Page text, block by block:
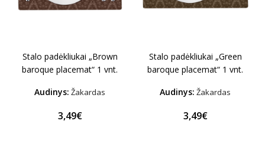
Stalo padėkliukai „Brown
baroque placemat“ 1 vnt.
Audinys: Žakardas
3,49€
Stalo padėkliukai „Green
baroque placemat“ 1 vnt.
Audinys: Žakardas
3,49€